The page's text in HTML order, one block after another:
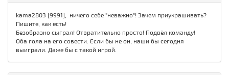
kama2803 [9991], ничего себе "неважно"! Зачем приукрашивать?
Пишите, как есть!
Безобразно сыграл! Отвратительно просто! Подвёл команду!
Оба гола на его совести. Если бы не он, наши бы сегодня
выиграли. Даже бы с такой игрой.